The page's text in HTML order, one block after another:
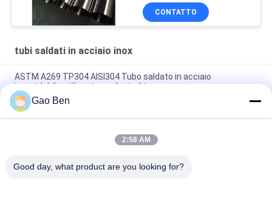
Spessore: 1,2 mm
Lunghezza: 6000 mm
CONTATTO
tubi saldati in acciaio inox
ASTM A269 TP304 AISI304 Tubo saldato in acciaio
inossidabile utilizzato per le ringhiere
ASTM A269 TP304 Tubo in acciaio inossidabile saldato
Ф50*2mm*6m (Materiale: SS304)
ASTM A554 304 Stainless Steel Welded Pipe for Decorative
Gao Ben
2:58 AM
Good day, what product are you looking for?